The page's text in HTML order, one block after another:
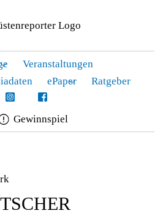
Veranstaltungen
ePaper Ratgeber
Gewinnspiel